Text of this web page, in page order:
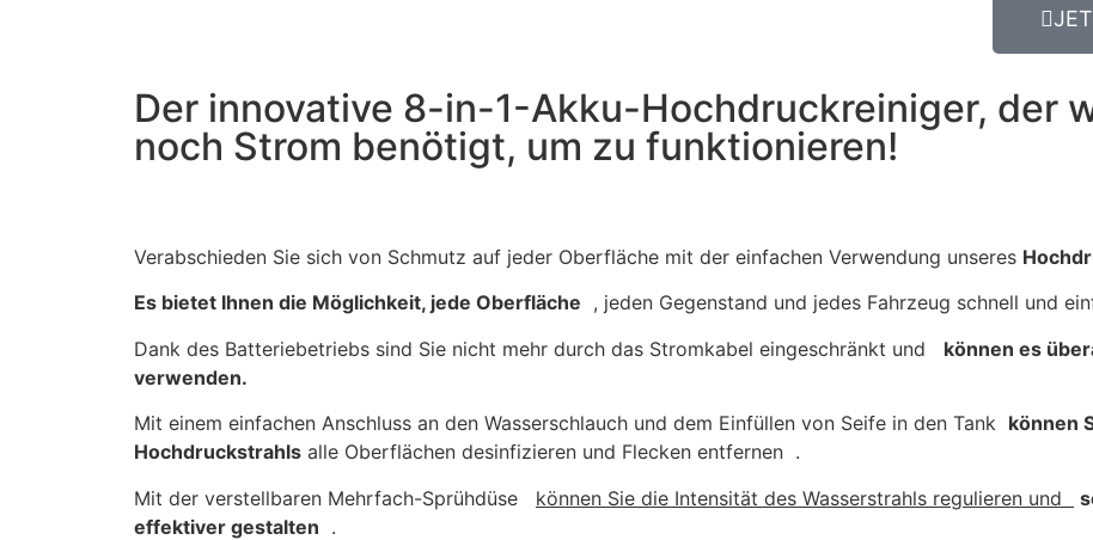
Der innovative 8-in-1-Akku-Hochdruckreiniger, der
noch Strom benötigt, um zu funktionieren!
Verabschieden Sie sich von Schmutz auf jeder Oberfläche mit der einfachen Verwendung unseres
Es bietet Ihnen die Möglichkeit, jede Oberfläche , jeden Gegenstand und jedes Fahrzeug schnell und
Dank des Batteriebetriebs sind Sie nicht mehr durch das Stromkabel eingeschränkt und können es
verwenden.
Mit einem einfachen Anschluss an den Wasserschlauch und dem Einfüllen von Seife in den Tank können
Hochdruckstrahls alle Oberflächen desinfizieren und Flecken entfernen .
Mit der verstellbaren Mehrfach-Sprühdüse können Sie die Intensität des Wasserstrahls regulieren und
effektiver gestalten .